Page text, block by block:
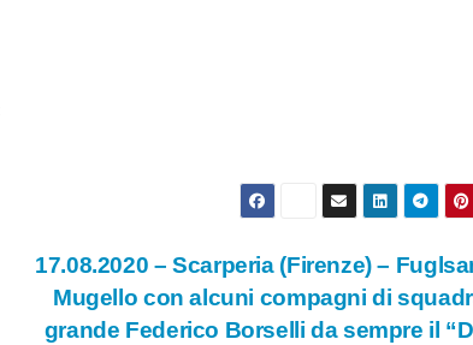
17.08.2020 – Scarperia (Firenze) –
Mugello con alcuni compagni di
grande Federico Borselli da sempre il